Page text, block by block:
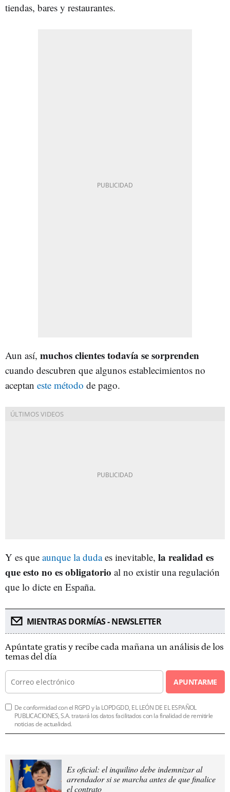
tiendas, bares y restaurantes.
Aun así, muchos clientes todavía se sorprenden
cuando descubren que algunos establecimientos no
aceptan este método de pago.
Y es que aunque la dudaes inevitable, la realidad es
que esto no es obligatorio al no existir una regulación
que lo dicte en España.
MIENTRAS DORMÍAS - NEWSLETTER
Apúntate gratis y recibe cada mañana un análisis de los
temas del día
APUNTARME
De conformidad con el RGPD y la LOPDGDD, EL LEÓN DE EL ESPAÑOL
PUBLICACIONES, S.A. tratará los datos facilitados con la finalidad de remitirle
noticias de actualidad.
Es oficial: el inquilino debe indemnizar al
arrendador si se marcha antes de que finalice
el contrato